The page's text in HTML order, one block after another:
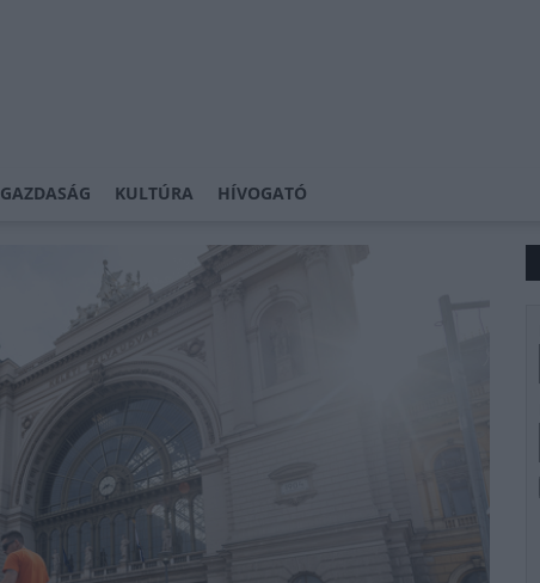
GAZDASÁG KULTÚRA HÍVOGATÓ